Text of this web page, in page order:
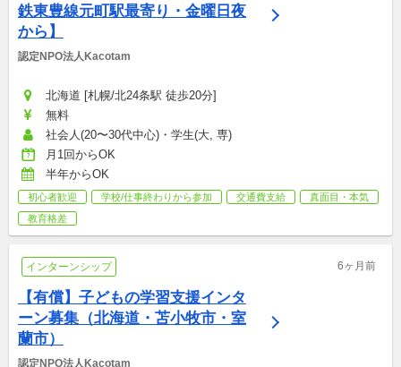
鉄東豊線元町駅最寄り・金曜日夜
から】
認定NPO法人Kacotam
北海道 [札幌/北24条駅 徒歩20分]
無料
社会人(20〜30代中心)・学生(大, 専)
月1回からOK
半年からOK
初心者歓迎 学校/仕事終わりから参加 交通費支給
真面目・本気
教育格差
インターンシップ 6ヶ月前
【有償】子どもの学習支援インタ
ーン募集（北海道・苫小牧市・室
蘭市）
認定NPO法人Kacotam